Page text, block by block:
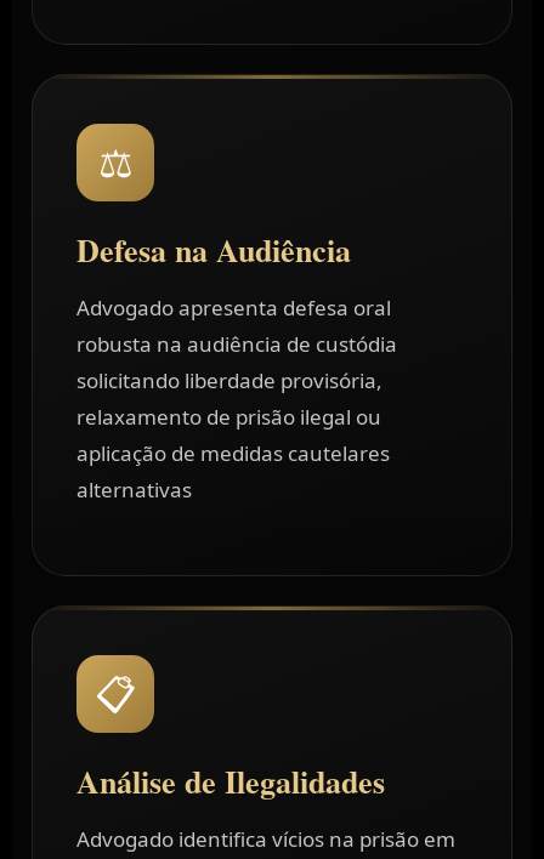
⚖️
Defesa na Audiência
Advogado apresenta defesa oral
robusta na audiência de custódia
solicitando liberdade provisória,
relaxamento de prisão ilegal ou
aplicação de medidas cautelares
alternativas
📋
Análise de Ilegalidades
Advogado identifica vícios na prisão em